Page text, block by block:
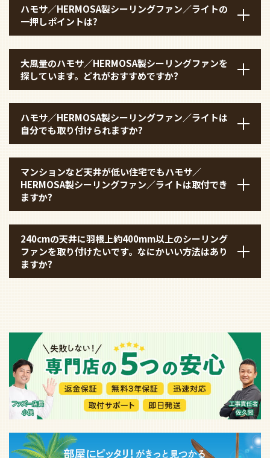
ハモサ／HERMOSA製シーリングファン／ライトの
一押しポイントは?
大風量のハモサ／HERMOSA製シーリングファンを
探しています。どれがおすすめですか?
ハモサ／HERMOSA製シーリングファン／ライトは
自分でも取り付けられますか?
マンションなど天井が低い住宅でもハモサ／
HERMOSA製シーリングファン／ライトは取付でき
ますか?
240cmの天井に羽根上約400mm以上のシーリング
ファンを取り付けたいです。なにかいい方法はあり
ますか?